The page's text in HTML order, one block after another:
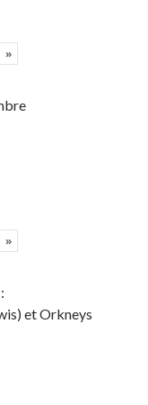
»
»
et Orkneys